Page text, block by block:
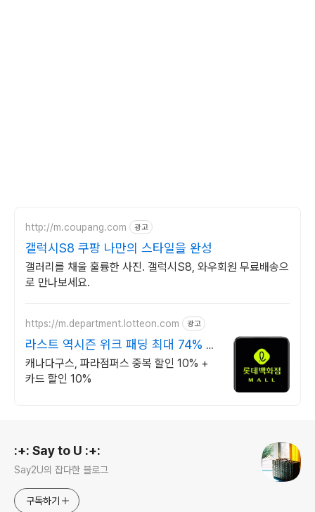
http://m.coupang.com 광고
갤럭시S8 쿠팡 나만의 스타일을 완성
갤러리를 채울 훌륭한 사진. 갤럭시S8, 와우회원 무료배송으
로 만나보세요.
https://m.department.lotteon.com 광고
라스트 역시즌 위크 패딩 최대 74% 할
인
캐나다구스, 파라점퍼스 중복 할인 10% +
카드 할인 10%
:+: Say to U :+:
Say2U의 잡다한 블로그
구독하기